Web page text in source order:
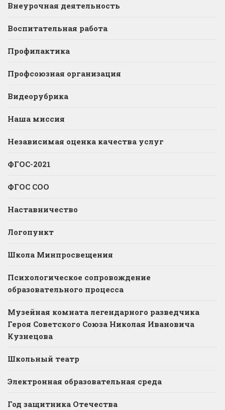
Внеурочная деятельность
Воспитательная работа
Профилактика
Профсоюзная организация
Видеорубрика
Наша миссия
Независимая оценка качества услуг
ФГОС-2021
ФГОС СОО
Наставничество
Логопункт
Школа Минпросвещения
Психологическое сопровождение
образовательного процесса
Музейная комната легендарного разведчика
Героя Советского Союза Николая Ивановича
Кузнецова
Школьный театр
Электронная образовательная среда
Год защитника Отечества